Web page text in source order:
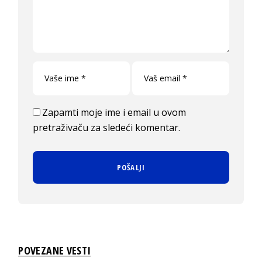
Zapamti moje ime i email u ovom
pretraživaču za sledeći komentar.
POVEZANE VESTI